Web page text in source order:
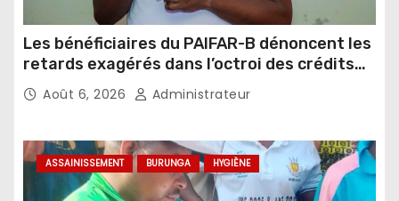
Les bénéficiaires du PAIFAR-B dénoncent les
retards exagérés dans l’octroi des crédits
agricoles
Août 6, 2026 Administrateur
ASSAINISSEMENT BURUNGA HYGIÈNE